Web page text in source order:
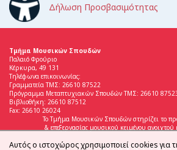
Δήλωση Προσβασιμότητας
Τμήμα Μουσικών Σπουδών
Παλαιό Φρούριο
Κέρκυρα, 49 131
Τηλέφωνα επικοινωνίας:
Γραμματεία ΤΜΣ: 26610 87522
Πρόγραμμα Μεταπτυχιακών Σπουδών ΤΜΣ: 26610
Βιβλιοθήκη: 26610 87512
Fax: 26610 26024
Το Τμήμα Μουσικών Σπουδών στηρίζει το
& επεξεργασίας μουσικού κειμένου
Αυτός ο ιστοχώρος χρησιμοποιεί cookies για